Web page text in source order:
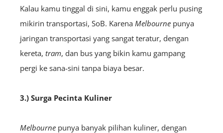
Kalau kamu tinggal di sini, kamu enggak perlu pusing
mikirin transportasi, SoB. Karena Melbourne punya
jaringan transportasi yang sangat teratur, dengan
kereta, tram, dan bus yang bikin kamu gampang
pergi ke sana-sini tanpa biaya besar.
3.) Surga Pecinta Kuliner
Melbourne punya banyak pilihan kuliner, dengan